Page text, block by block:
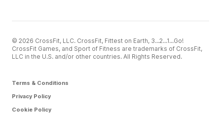
© 2026 CrossFit, LLC. CrossFit, Fittest on Earth, 3...2...1...Go!
CrossFit Games, and Sport of Fitness are trademarks of CrossFit,
LLC in the U.S. and/or other countries. All Rights Reserved.
Terms & Conditions
Privacy Policy
Cookie Policy